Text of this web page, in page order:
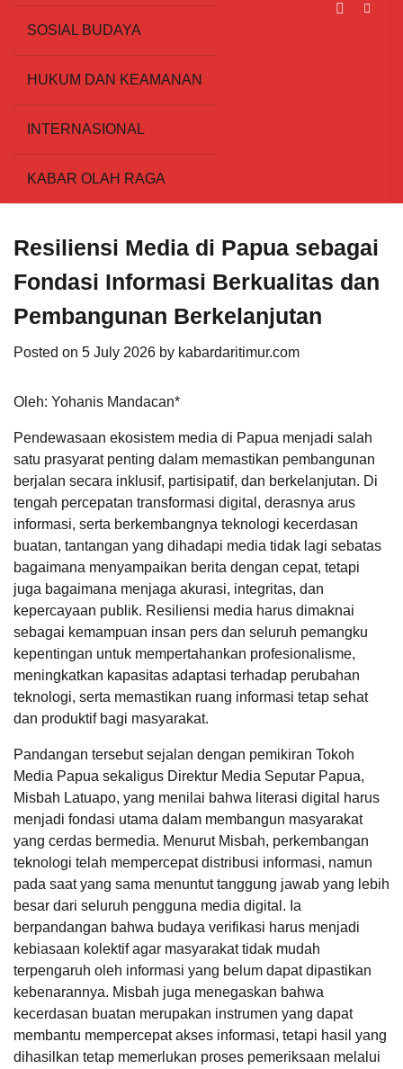
SOSIAL BUDAYA
HUKUM DAN KEAMANAN
INTERNASIONAL
KABAR OLAH RAGA
Resiliensi Media di Papua sebagai
Fondasi Informasi Berkualitas dan
Pembangunan Berkelanjutan
Posted on 5 July 2026 by kabardaritimur.com
Oleh: Yohanis Mandacan*
Pendewasaan ekosistem media di Papua menjadi salah
satu prasyarat penting dalam memastikan pembangunan
berjalan secara inklusif, partisipatif, dan berkelanjutan. Di
tengah percepatan transformasi digital, derasnya arus
informasi, serta berkembangnya teknologi kecerdasan
buatan, tantangan yang dihadapi media tidak lagi sebatas
bagaimana menyampaikan berita dengan cepat, tetapi
juga bagaimana menjaga akurasi, integritas, dan
kepercayaan publik. Resiliensi media harus dimaknai
sebagai kemampuan insan pers dan seluruh pemangku
kepentingan untuk mempertahankan profesionalisme,
meningkatkan kapasitas adaptasi terhadap perubahan
teknologi, serta memastikan ruang informasi tetap sehat
dan produktif bagi masyarakat.
Pandangan tersebut sejalan dengan pemikiran Tokoh
Media Papua sekaligus Direktur Media Seputar Papua,
Misbah Latuapo, yang menilai bahwa literasi digital harus
menjadi fondasi utama dalam membangun masyarakat
yang cerdas bermedia. Menurut Misbah, perkembangan
teknologi telah mempercepat distribusi informasi, namun
pada saat yang sama menuntut tanggung jawab yang lebih
besar dari seluruh pengguna media digital. Ia
berpandangan bahwa budaya verifikasi harus menjadi
kebiasaan kolektif agar masyarakat tidak mudah
terpengaruh oleh informasi yang belum dapat dipastikan
kebenarannya. Misbah juga menegaskan bahwa
kecerdasan buatan merupakan instrumen yang dapat
membantu mempercepat akses informasi, tetapi hasil yang
dihasilkan tetap memerlukan proses pemeriksaan melalui